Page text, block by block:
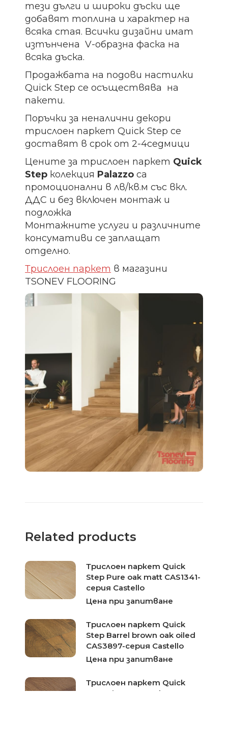
тези дълги и широки дъски ще
добавят топлина и характер на
всяка стая. Всички дизайни имат
изтънчена V-образна фаска на
всяка дъска.
Продажбата на подови настилки
Quick Step се осъществява на
пакети.
Поръчки за неналични декори
трислоен паркет Quick Step се
доставят в срок от 2-4седмици
Цените за трислоен паркет Quick
Step колекция Palazzo са
промоционални в лв/кв.м със вкл.
ДДС и без включен монтаж и
подложка
Монтажните услуги и различните
консумативи се заплащат
отделно.
Трислоен паркет в магазини
TSONEV FLOORING
Related products
Трислоен паркет Quick
Step Pure oak matt CAS1341-
серия Castello
Цена при запитване
Трислоен паркет Quick
Step Barrel brown oak oiled
CAS3897-серия Castello
Цена при запитване
Трислоен паркет Quick
Step Cinnamon oak extra